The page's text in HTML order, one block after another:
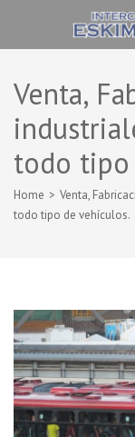
content
Enter)
Eskimo
Venta de
Venta,
todo tipo
Home > Venta,
todo tipo de vehículos.